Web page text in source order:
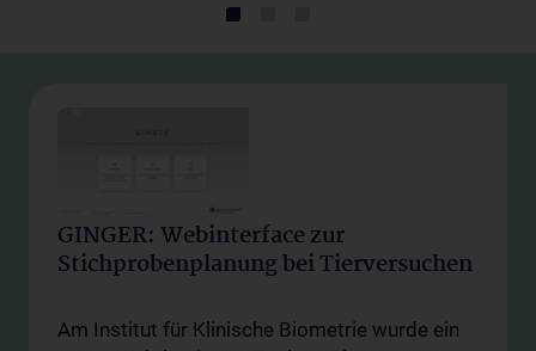
GINGER: Webinterface zur
Stichprobenplanung bei Tierversuchen
Am Institut für Klinische Biometrie wurde ein